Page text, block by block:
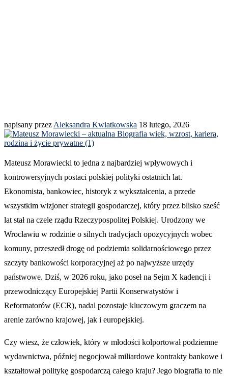
napisany przez Aleksandra Kwiatkowska 18 lutego, 2026
Mateusz Morawiecki to jedna z najbardziej wpływowych i
kontrowersyjnych postaci polskiej polityki ostatnich lat.
Ekonomista, bankowiec, historyk z wykształcenia, a przede
wszystkim wizjoner strategii gospodarczej, który przez blisko sześć
lat stał na czele rządu Rzeczypospolitej Polskiej. Urodzony we
Wrocławiu w rodzinie o silnych tradycjach opozycyjnych wobec
komuny, przeszedł drogę od podziemia solidarnościowego przez
szczyty bankowości korporacyjnej aż po najwyższe urzędy
państwowe. Dziś, w 2026 roku, jako poseł na Sejm X kadencji i
przewodniczący Europejskiej Partii Konserwatystów i
Reformatorów (ECR), nadal pozostaje kluczowym graczem na
arenie zarówno krajowej, jak i europejskiej.
Czy wiesz, że człowiek, który w młodości kolportował podziemne
wydawnictwa, później negocjował miliardowe kontrakty bankowe i
kształtował politykę gospodarczą całego kraju? Jego biografia to nie